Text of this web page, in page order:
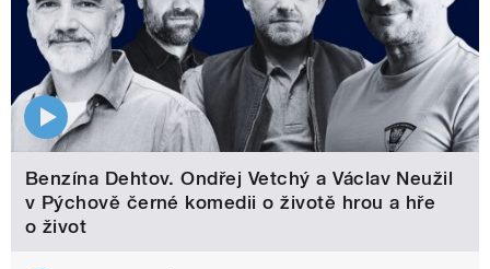
Benzína Dehtov. Ondřej Vetchý a Václav Neužil
v Pýchově černé komedii o životě hrou a hře
o život